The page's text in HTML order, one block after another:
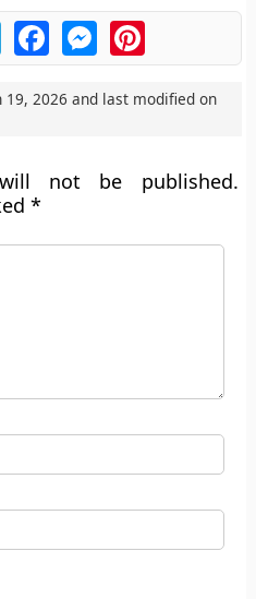
TelegramFacebookMessengerPinterest
19, 2026 and last modified on
not be published.
*